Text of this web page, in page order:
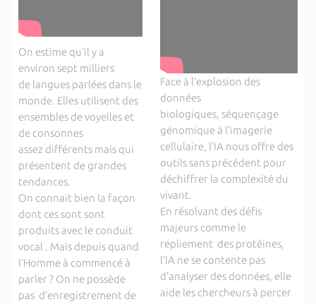
On estime qu’il y a
environ sept milliers
de langues parlées dans le
monde. Elles utilisent des
ensembles de voyelles et
de consonnes
assez différents mais qui
présentent de grandes
tendances.
On connait bien la façon
dont ces sont sont
produits avec le conduit
vocal . Mais depuis quand
l’Homme à commencé à
parler ? On ne possède
pas d’enregistrement de
Face à l’explosion des
données
biologiques, séquençage
génomique à l’imagerie
cellulaire, l’IA nous offre des
outils sans précédent pour
déchiffrer la complexité du
vivant.
En résolvant des défis
majeurs comme le
repliement des protéines,
l’IA ne se contente pas
d’analyser des données, elle
aide les chercheurs à percer